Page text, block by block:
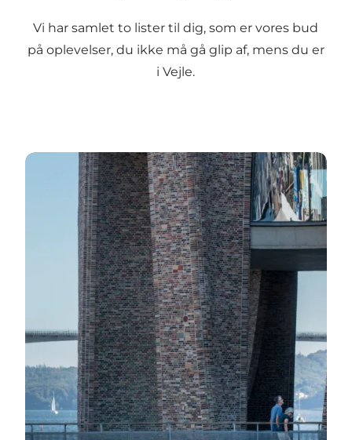
Vi har samlet to lister til dig, som er vores bud
på oplevelser, du ikke må gå glip af, mens du er
i Vejle.
Se topattraktionerne og seværdigheder for voksne